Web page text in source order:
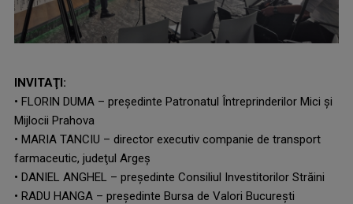
INVITAŢI:
• FLORIN DUMA – preşedinte Patronatul Întreprinderilor Mici şi
Mijlocii Prahova
• MARIA TANCIU – director executiv companie de transport
farmaceutic, judeţul Argeş
• DANIEL ANGHEL – preşedinte Consiliul Investitorilor Străini
• RADU HANGA – preşedinte Bursa de Valori Bucureşti